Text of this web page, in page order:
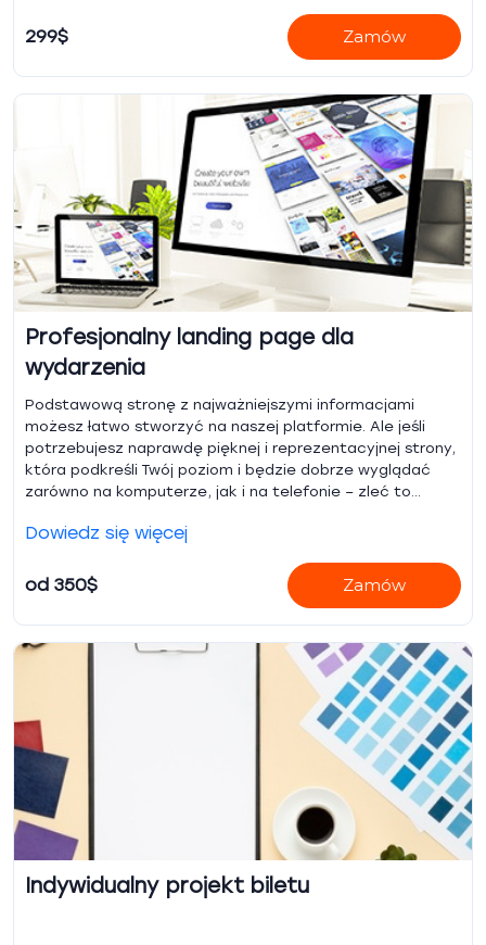
299$ Zamów
Profesjonalny landing page dla
wydarzenia
Podstawową stronę z najważniejszymi informacjami
możesz łatwo stworzyć na naszej platformie. Ale jeśli
potrzebujesz naprawdę pięknej i reprezentacyjnej strony,
która podkreśli Twój poziom i będzie dobrze wyglądać
zarówno na komputerze, jak i na telefonie – zleć to
zaproponujemy kilka opcji wyglądu. Po otrzymaniu
Twoim (lub naszym) serwerze.
Dowiedz się więcej
od 350$ Zamów
Indywidualny projekt biletu